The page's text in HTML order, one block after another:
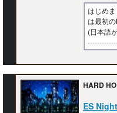
はじめ
は最初
(日本語
HARD
ES Night